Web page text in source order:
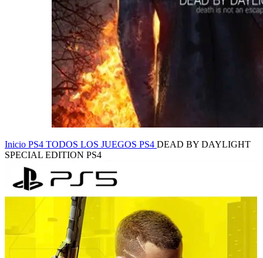
Inicio PS4 TODOS LOS JUEGOS PS4 DEAD BY DAYLIGHT
SPECIAL EDITION PS4